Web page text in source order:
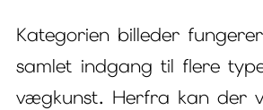
Kategorien billeder
samlet indgang til flere
vægkunst. Herfra kan der